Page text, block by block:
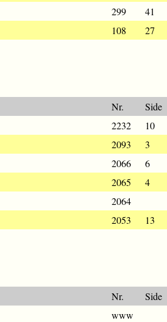
299 41
108 27
Nr. Side
2232 10
2093 3
2066 6
2065 4
2064
2053 13
Nr. Side
www